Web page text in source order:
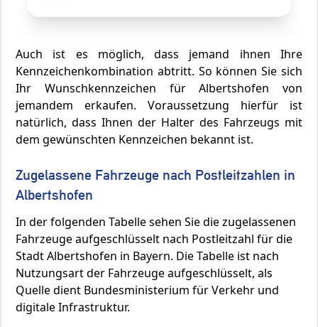
Auch ist es möglich, dass jemand ihnen Ihre
Kennzeichenkombination abtritt. So können Sie sich
Ihr Wunschkennzeichen für Albertshofen von
jemandem erkaufen. Voraussetzung hierfür ist
natürlich, dass Ihnen der Halter des Fahrzeugs mit
dem gewünschten Kennzeichen bekannt ist.
Zugelassene Fahrzeuge nach Postleitzahlen in
Albertshofen
In der folgenden Tabelle sehen Sie die zugelassenen
Fahrzeuge aufgeschlüsselt nach Postleitzahl für die
Stadt Albertshofen in Bayern. Die Tabelle ist nach
Nutzungsart der Fahrzeuge aufgeschlüsselt, als
Quelle dient Bundesministerium für Verkehr und
digitale Infrastruktur.